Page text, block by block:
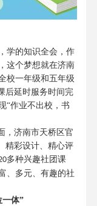
学的知识全会，作
这个梦想就在济南
校一年级和五年级
后延时服务时间完
“作业不出校，书
，济南市天桥区官
精彩设计、精心评
多种兴趣社团课
、多元、有趣的社
一体”